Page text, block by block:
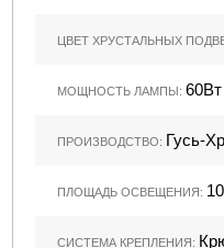
ЦВЕТ ХРУСТАЛЬНЫХ
МОЩНОСТЬ ЛАМПЫ:60Вт
ПРОИЗВОДСТВО: Гусь-
ПЛОЩАДЬ ОСВЕЩЕНИЯ:
СИСТЕМА КРЕПЛЕНИЯ: